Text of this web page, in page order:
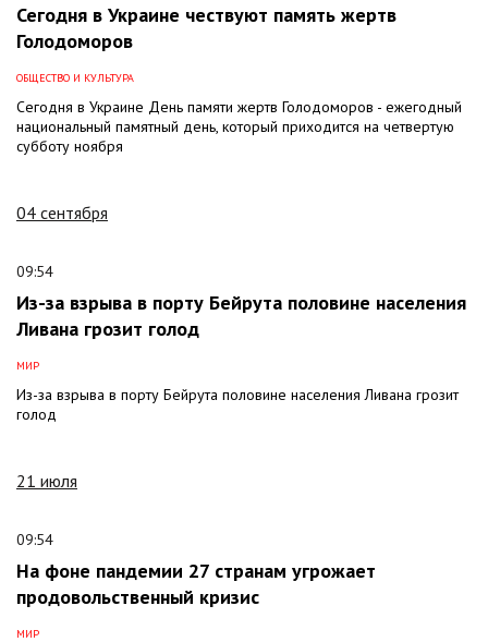
Сегодня в Украине чествуют память жертв
Голодоморов
ОБЩЕСТВО И КУЛЬТУРА
Сегодня в Украине День памяти жертв Голодоморов - ежегодный
национальный памятный день, который приходится на четвертую
субботу ноября
04 сентября
09:54
Из-за взрыва в порту Бейрута половине населения
Ливана грозит голод
МИР
Из-за взрыва в порту Бейрута половине населения Ливана грозит
голод
21 июля
09:54
На фоне пандемии 27 странам угрожает
продовольственный кризис
МИР